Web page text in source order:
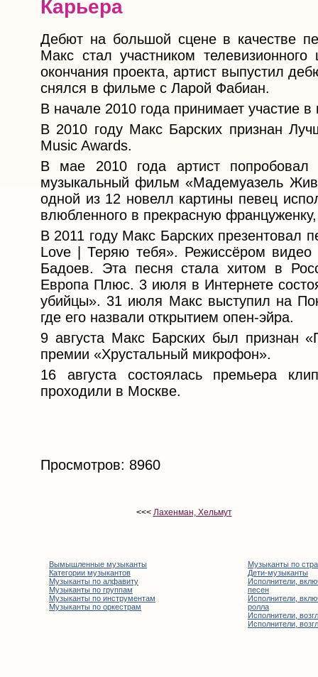
Карьера
Дебют на большой сцене в качестве
Макс стал участником
окончания проекта, артист выпустил
снялся в фильме с Ларой Фабиан.
В начале 2010 года принимает участие
В 2010 году Макс Барских признан
Music Awards.
В мае 2010 года артист
музыкальный фильм «Мадемуазель
одной из 12 новелл картины певец
влюбленного в прекрасную
В 2011 году Макс Барских
Love | Теряю тебя». Режиссёром
Бадоев. Эта песня стала хитом в
Европа Плюс. 3 июля в Интернете
убийцы». 31 июля Макс выступил на
где его назвали открытием опен-эйра.
9 августа Макс Барских был признан
премии «Хрустальный микрофон».
16 августа состоялась премьера
проходили в Москве.
Просмотров: 8960
<<< Лахенман, Хельмут
Вымышленные музыканты
Категории музыкантов
Музыканты по алфавиту
Музыканты по группам
Музыканты по инструментам
Музыканты по оркестрам
Музыканты по
Дети-музыканты
Исполнители,
песен
Исполнители,
ролла
Исполнители,
Исполнители,